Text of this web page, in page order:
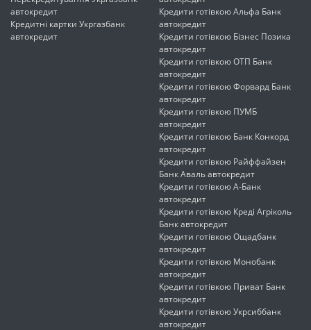
автокредит
Кредитні картки Укргазбанк
автокредит
Кредити готівкою Альфа Банк
автокредит
Кредити готівкою Бізнес Позика
автокредит
Кредити готівкою ОТП Банк
автокредит
Кредити готівкою Форвард Банк
автокредит
Кредити готівкою ПУМБ
автокредит
Кредити готівкою Банк Конкорд
автокредит
Кредити готівкою Райффайзен
Банк Аваль автокредит
Кредити готівкою А-Банк
автокредит
Кредити готівкою Креді Агріколь
Банк автокредит
Кредити готівкою Ощадбанк
автокредит
Кредити готівкою Монобанк
автокредит
Кредити готівкою Приват Банк
автокредит
Кредити готівкою Укрсиббанк
автокредит